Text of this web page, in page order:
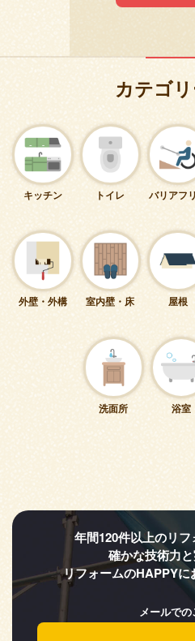
カテゴ
キッチン トイレ バリアフ
外壁・外構 室内壁・床 屋根
洗面所 浴室
年間120件以上のリフ
確かな技術力
リフォームのHAPPYに
メールで